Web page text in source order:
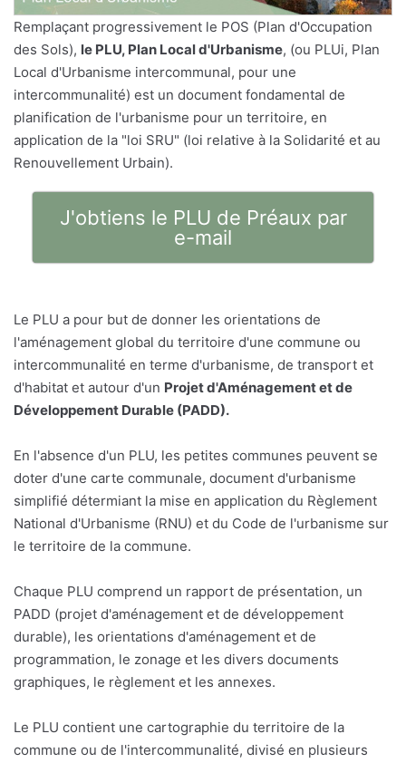
Remplaçant progressivement le POS (Plan d'Occupation
des Sols), le PLU, Plan Local d'Urbanisme, (ou PLUi, Plan
Local d'Urbanisme intercommunal, pour une
intercommunalité) est un document fondamental de
planification de l'urbanisme pour un territoire, en
application de la "loi SRU" (loi relative à la Solidarité et au
Renouvellement Urbain).
J'obtiens le PLU de Préaux par
e-mail
Le PLU a pour but de donner les orientations de
l'aménagement global du territoire d'une commune ou
intercommunalité en terme d'urbanisme, de transport et
d'habitat et autour d'un Projet d'Aménagement et de
Développement Durable (PADD).
En l'absence d'un PLU, les petites communes peuvent se
doter d'une carte communale, document d'urbanisme
simplifié détermiant la mise en application du Règlement
National d'Urbanisme (RNU) et du Code de l'urbanisme sur
le territoire de la commune.
Chaque PLU comprend un rapport de présentation, un
PADD (projet d'aménagement et de développement
durable), les orientations d'aménagement et de
programmation, le zonage et les divers documents
graphiques, le règlement et les annexes.
Le PLU contient une cartographie du territoire de la
commune ou de l'intercommunalité, divisé en plusieurs